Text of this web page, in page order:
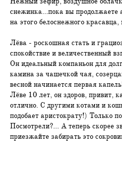
снежинка...пока вы продолжаете
на этого белоснежного
Лёва - роскошная стать и
спокойствие и величественный
Он идеальный компаньон для
камина за чашечкой чая,
весной начинается первая
Лёве 10 лет, он здоров, привит,
отлично. С другими котами и
подобает аристократу!) Только
Посмотрели?... А теперь скорее
приезжайте забирать это